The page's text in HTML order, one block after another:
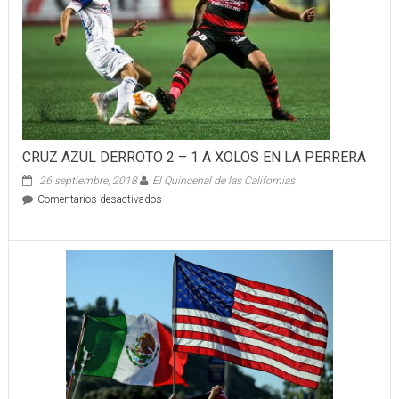
CRUZ AZUL DERROTO 2 – 1 A XOLOS EN LA PERRERA
26 septiembre, 2018
El Quincenal de las Californias
Comentarios desactivadosen
XOLOS
EN
LA
PERRERA